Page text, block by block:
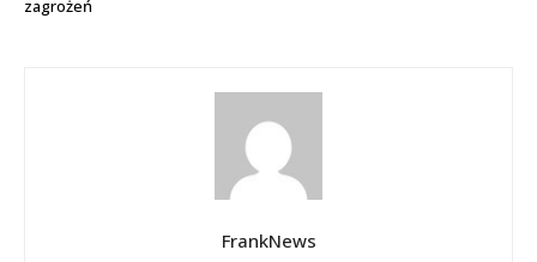
zagrożeń
FrankNews